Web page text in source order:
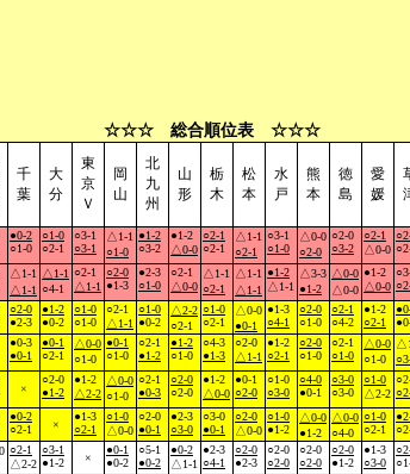
☆☆☆ 総合順位表 ☆☆☆
千
葉
大
分
東
京
Ｖ
岡
山
北
九
州
山
形
栃
木
松
本
水
戸
熊
本
徳
島
愛
媛
●0-2
○1-0
○1-0
○2-1
○3-1
○3-1
△1-1
○1-0
●1-2
○3-2
●1-2
△0-0
○2-1
○2-1
△1-1
○2-1
○3-1
○1-0
△0-0
○2-0
○2-0
○3-2
○2-1
△0-0
△1-1
△1-1
△1-1
○4-1
○2-1
△1-1
○2-0
●1-3
●2-3
○1-0
○2-1
△0-0
△1-1
○2-1
△1-1
△1-1
●1-2
△1-1
△3-3
●1-2
△0-0
△0-0
●1-2
△0-0
○2-0
●2-3
●1-2
●0-2
○1-0
○1-0
○2-1
△1-1
○1-0
●0-2
△2-2
○2-1
○1-0
○2-1
△0-0
●0-1
●1-3
○4-1
○2-0
○1-0
○2-1
○4-2
●1-2
○2-1
●0-3
●0-1
●0-1
○2-1
△0-0
○1-0
●0-1
○1-0
○2-1
●1-2
●1-2
○1-0
○4-3
●1-3
○2-0
△1-1
●1-2
○2-1
○2-0
○1-0
○2-1
○1-0
△0-0
○1-0
×
○2-0
●1-2
●1-2
△2-2
△0-0
○1-0
○2-1
●0-3
○2-0
○2-0
●1-2
△0-0
●0-1
○2-0
○1-0
○3-0
○4-0
●0-1
○3-0
○3-0
○1-0
△2-2
●0-2
○2-1
×
●1-3
○2-1
○1-0
△0-0
○2-0
●0-1
●2-3
○3-0
○3-0
●0-1
○2-0
△0-0
○1-0
●1-2
△0-0
●1-2
△0-0
○4-0
○1-0
○2-1
○2-1
△2-2
○3-1
●1-2
×
●0-1
●0-2
○5-1
●0-2
●0-2
△1-1
●2-3
○4-1
○2-0
●2-3
○2-0
○2-0
○2-0
○2-0
○2-0
●1-2
●1-3
○3-0